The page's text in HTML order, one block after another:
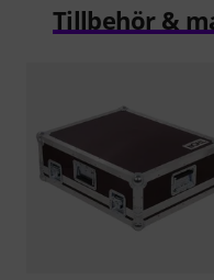
Tillbehör &